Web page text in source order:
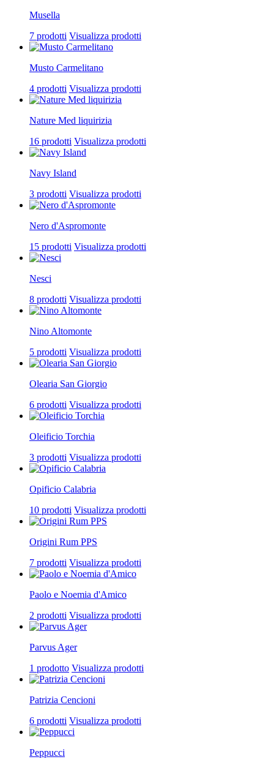
Musella
7 prodotti Visualizza prodotti
Musto Carmelitano
4 prodotti Visualizza prodotti
Nature Med liquirizia
16 prodotti Visualizza prodotti
Navy Island
3 prodotti Visualizza prodotti
Nero d'Aspromonte
15 prodotti Visualizza prodotti
Nesci
8 prodotti Visualizza prodotti
Nino Altomonte
5 prodotti Visualizza prodotti
Olearia San Giorgio
6 prodotti Visualizza prodotti
Oleificio Torchia
3 prodotti Visualizza prodotti
Opificio Calabria
10 prodotti Visualizza prodotti
Origini Rum PPS
7 prodotti Visualizza prodotti
Paolo e Noemia d'Amico
2 prodotti Visualizza prodotti
Parvus Ager
1 prodotto Visualizza prodotti
Patrizia Cencioni
6 prodotti Visualizza prodotti
Peppucci